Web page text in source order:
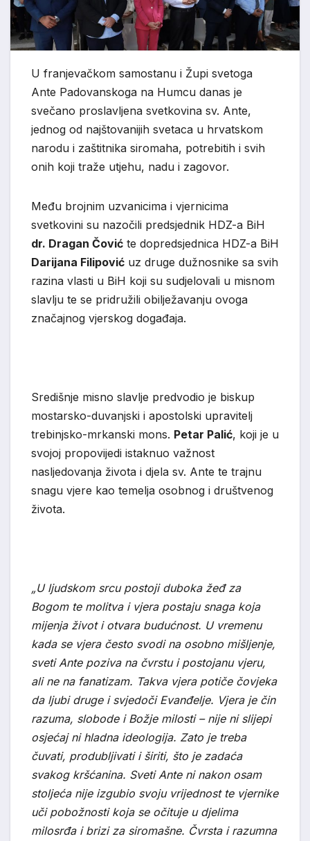
U franjevačkom samostanu i Župi svetoga
Ante Padovanskoga na Humcu danas je
svečano proslavljena svetkovina sv. Ante,
jednog od najštovanijih svetaca u hrvatskom
narodu i zaštitnika siromaha, potrebitih i svih
onih koji traže utjehu, nadu i zagovor.
Među brojnim uzvanicima i vjernicima
svetkovini su nazočili predsjednik HDZ-a BiH
dr. Dragan Čović te dopredsjednica HDZ-a BiH
Darijana Filipović uz druge dužnosnike sa svih
razina vlasti u BiH koji su sudjelovali u misnom
slavlju te se pridružili obilježavanju ovoga
značajnog vjerskog događaja.
Središnje misno slavlje predvodio je biskup
mostarsko-duvanjski i apostolski upravitelj
trebinjsko-mrkanski mons. Petar Palić, koji je u
svojoj propovijedi istaknuo važnost
nasljedovanja života i djela sv. Ante te trajnu
snagu vjere kao temelja osobnog i društvenog
života.
„U ljudskom srcu postoji duboka žeđ za
Bogom te molitva i vjera postaju snaga koja
mijenja život i otvara budućnost. U vremenu
kada se vjera često svodi na osobno mišljenje,
sveti Ante poziva na čvrstu i postojanu vjeru,
ali ne na fanatizam. Takva vjera potiče čovjeka
da ljubi druge i svjedoči Evanđelje. Vjera je čin
razuma, slobode i Božje milosti – nije ni slijepi
osjećaj ni hladna ideologija. Zato je treba
čuvati, produbljivati i širiti, što je zadaća
svakog kršćanina. Sveti Ante ni nakon osam
stoljeća nije izgubio svoju vrijednost te vjernike
uči pobožnosti koja se očituje u djelima
milosrđa i brizi za siromašne. Čvrsta i razumna